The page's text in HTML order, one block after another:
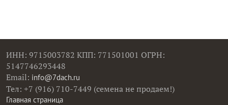
ИНН: 9715003782 КПП: 771501001 ОГРН:
5147746293448
Email: info@7dach.ru
Тел: +7 (916) 710-7449 (семена не продаем!)
Главная страница